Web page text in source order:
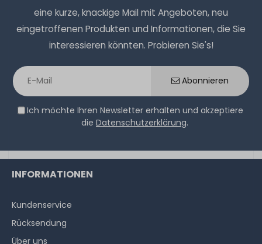
eine kurze, knackige Mail mit Angeboten, neu
eingetroffenen Produkten und Informationen, die Sie
interessieren könnten. Probieren Sie's!
Abonnieren
Ich möchte Ihren Newsletter erhalten und akzeptiere
die Datenschutzerklärung.
INFORMATIONEN
Kundenservice
Rücksendung
Über uns